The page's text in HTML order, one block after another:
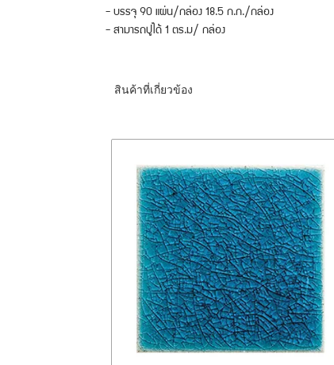
- บรรจุ 90 แผ่น/กล่อง 18.5 ก.ก./กล่อง
- สามารถปูได้ 1 ตร.ม/ กล่อง
สินค้าที่เกี่ยวข้อง